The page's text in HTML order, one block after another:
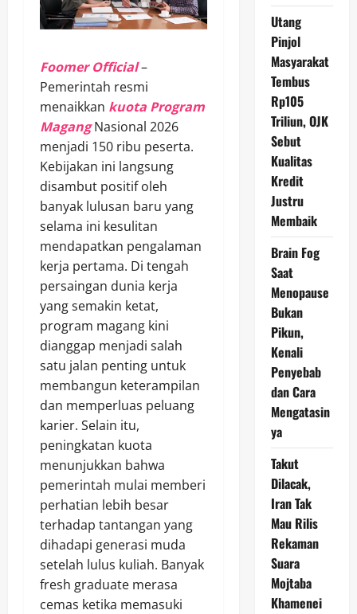
Foomer Official–
Pemerintah resmi
menaikkan kuota Program
MagangNasional 2026
menjadi 150 ribu peserta.
Kebijakan ini langsung
disambut positif oleh
banyak lulusan baru yang
selama ini kesulitan
mendapatkan pengalaman
kerja pertama. Di tengah
persaingan dunia kerja
yang semakin ketat,
program magang kini
dianggap menjadi salah
satu jalan penting untuk
membangun keterampilan
dan memperluas peluang
karier. Selain itu,
peningkatan kuota
menunjukkan bahwa
pemerintah mulai memberi
perhatian lebih besar
terhadap tantangan yang
dihadapi generasi muda
setelah lulus kuliah. Banyak
fresh graduate merasa
cemas ketika memasuki
Utang
Pinjol
Masyarakat
Tembus
Rp105
Triliun, OJK
Sebut
Kualitas
Kredit
Justru
Membaik
Brain Fog
Saat
Menopause
Bukan
Pikun,
Kenali
Penyebab
dan Cara
Mengatasin
ya
Takut
Dilacak,
Iran Tak
Mau Rilis
Rekaman
Suara
Mojtaba
Khamenei